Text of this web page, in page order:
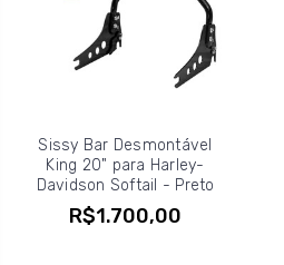
Sissy Bar Desmontável
King 20" para Harley-
Davidson Softail - Preto
R$1.700,00